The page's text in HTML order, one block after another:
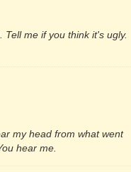
me if you think it's ugly.
my head from what went
hear me.